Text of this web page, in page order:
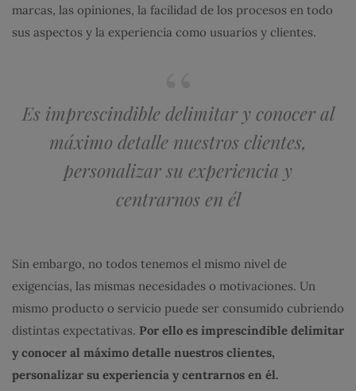
marcas, las opiniones, la facilidad de los procesos en todo
sus aspectos y la experiencia como usuarios y clientes.
Es imprescindible delimitar y conocer al
máximo detalle nuestros clientes,
personalizar su experiencia y
centrarnos en él
Sin embargo, no todos tenemos el mismo nivel de
exigencias, las mismas necesidades o motivaciones. Un
mismo producto o servicio puede ser consumido cubriendo
distintas expectativas. Por ello es imprescindible delimitar
y conocer al máximo detalle nuestros clientes,
personalizar su experiencia y centrarnos en él.